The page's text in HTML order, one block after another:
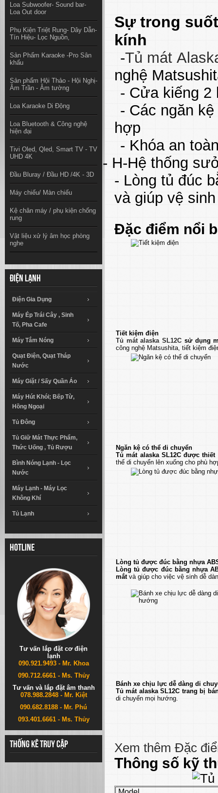
Loa Subwoofer- Sound bar-
Loa Out door
Phụ Kiện Triệt Rung- Dây Dẫn-
Tín Hiệu- Lọc Nguồn,
Sản Phẩm Karaoke -Pro Sân
khấu
Sản phẩm Hội Thảo - Hội Nghị-
Âm Trần - Âm tường
Loa Karaoke Di Động
Loa Bluetooth & Công nghệ
hiện đại
Tivi Oled, Qled, Smart TV - TV
UHD 4K
Đầu Bluray / Đầu HD /4K - 3D
Máy chiếu/ Màn chiếu
Kệ chân máy / phụ kiện chống
rung
Vật liệu xử lý âm học phòng
nghe
Điện lạnh
Điện Gia Dụng
Máy Ép Trái Cây , Sinh
Tố, Pha Cafe
Máy Tắm Nóng
Quạt Điện, Quạt Tháp
Nước
Máy Giặt / Sấy Quần Áo
Máy Hút Khói; Bếp Từ,
Hồng Ngoại
Tủ Đông
Tủ Giữ Mát Thực Phẩm,
Thức Uống , Tủ Rượu
Bình Nóng Lạnh - Lọc
Nước
Máy Lạnh - Máy Lọc
Không Khí
Tủ Lạnh
Hotline
Tư vấn lắp đặt cơ điện
lạnh
090.921.9493 - Mr. Khoa
090.712.6661 - Ms. Thủy
Tư vấn và lắp đặt âm thanh
078.988.2848 - Mr. Kiệt
090.682.8188 - Mr. Phú
093.401.6661 - Ms. Thủy
Thống kê truy cập
Sự trong
kính
-Tủ mát
nghệ
- Cửa kiếng 2
- Các ngăn kệ
hợp
- Khóa an
- H-Hệ thống
- Lòng tủ đúc
và giúp vệ
Đặc điểm nổi
Tiết kiệm điện
Tủ mát alaska SL12C sử dụng
công nghệ Matsushita, tiết kiệm
Ngăn kệ có thể di chuyển
Tủ mát alaska SL12C được
thể di chuyển lên xuống cho phù
Lòng tủ được đúc bằng nhựa
Lòng tủ được đúc bằng nhựa
mắtvà giúp cho việc vệ sinh dễ
Bánh xe chịu lực dễ dàng di
Tủ mát alaska SL12C trang bị
di chuyển mọi hướng.
Xem thêm Đặc
Thông số kỹ